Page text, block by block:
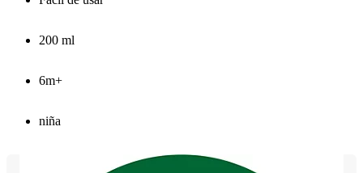
200 ml
6m+
niña